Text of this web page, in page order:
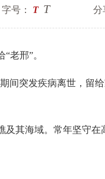
字号： T T 分
老邢”。
间突发疾病离世，留
其海域。常年坚守在